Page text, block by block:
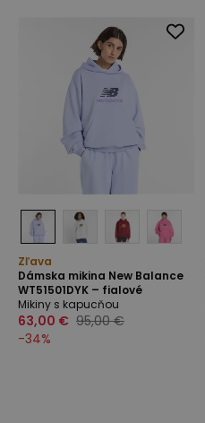
Zľava
Dámska mikina New Balance
WT51501DYK – fialové
Mikiny s kapucňou
63,00 € 95,00 €
-34%